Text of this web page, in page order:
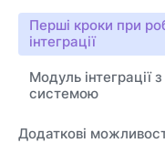
Перші кроки при
інтеграції
Модуль інтеграції
системою
Додаткові